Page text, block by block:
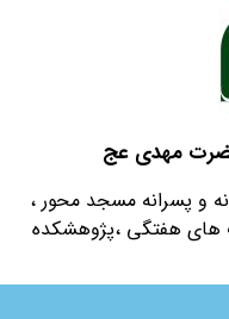
مهدی عج
و پسرانه مسجد محور ،
های هفتگی ،پژوهشکده